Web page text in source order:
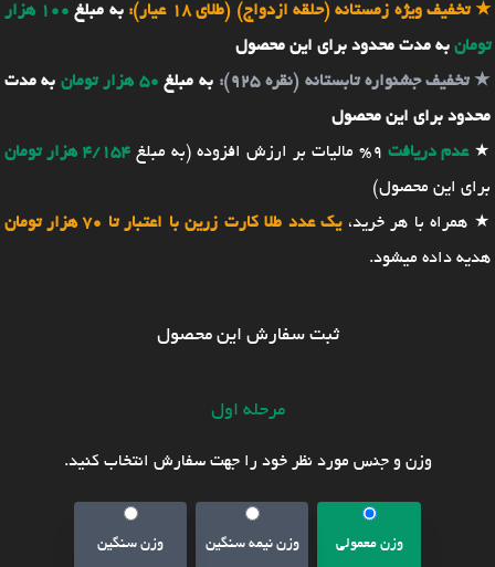
★تخفیف ویژه زمستانه (حلقه ازدواج) (طلای 18 عیار): به مبلغ
100 هزار
تومان به مدت محدود برای این محصول
★تخفیف جشنواره تابستانه (نقره 925): به مبلغ 50 هزار تومان
به مدت
محدود برای این محصول
★عدم دریافت 9% مالیات بر ارزش افزوده (به مبلغ
4/154 هزار تومان
برای این محصول)
★ همراه با هر خرید،یک عدد طلا کارت زرین با اعتبار تا 70 هزار تومان
هدیه داده میشود.
ثبت سفارش این محصول
مرحله اول
وزن و جنس مورد نظر خود را جهت سفارش انتخاب کنید.
وزن معمولی وزن نیمه سنگین وزن سنگین